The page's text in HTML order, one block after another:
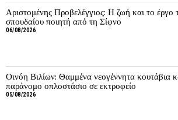
Αριστομένης Προβελέγγιος: Η ζωή και το έργο
σπουδαίου ποιητή από τη Σίφνο
06/08/2026
Οινόη Βιλίων: Θαμμένα νεογέννητα κουτάβια
παράνομο οπλοστάσιο σε εκτροφείο
05/08/2026